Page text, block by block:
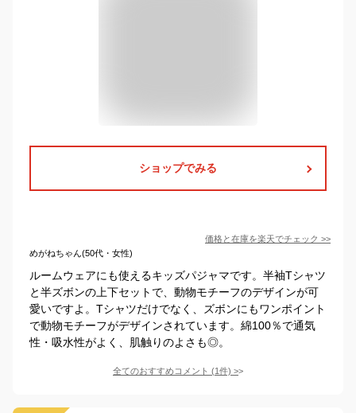
ショップでみる
価格と在庫を楽天でチェック >>
めがねちゃん(50代・女性)
ルームウェアにも使えるキッズパジャマです。半袖Tシャツ
と半ズボンの上下セットで、動物モチーフのデザインが可
愛いですよ。Tシャツだけでなく、ズボンにもワンポイント
で動物モチーフがデザインされています。綿100％で通気
性・吸水性がよく、肌触りのよさも◎。
全てのおすすめコメント (1件) >